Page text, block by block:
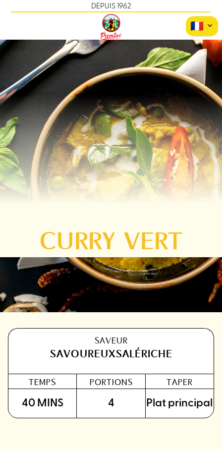
DEPUIS 1962
CURRY VERT
SAVEUR
SAVOUREUXSALÉRICHE
TEMPS
40 MINS
PORTIONS
4
TAPER
Plat principal